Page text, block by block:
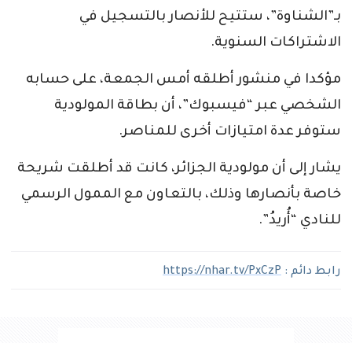
بـ”الشناوة”، ستتيح للأنصار بالتسجيل في
الاشتراكات السنوية.
مؤكدا في منشور أطلقه أمس الجمعة، على حسابه
الشخصي عبر “فيسبوك”، أن بطاقة المولودية
ستوفر عدة امتيازات أخرى للمناصر.
يشار إلى أن مولودية الجزائر، كانت قد أطلقت شريحة
خاصة بأنصارها وذلك، بالتعاون مع الممول الرسمي
للنادي “أُريدُ”.
رابط دائم : https://nhar.tv/PxCzP